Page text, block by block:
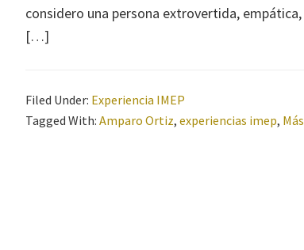
considero una persona extrovertida,
[…]
Filed Under: Experiencia IMEP
Tagged With: Amparo Ortiz, experiencias imep,